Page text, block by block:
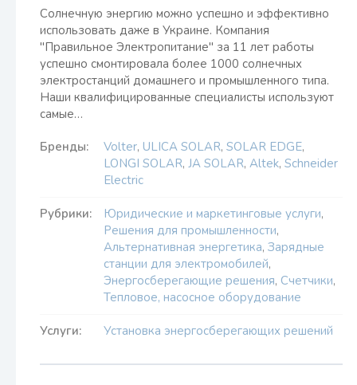
Солнечную энергию можно успешно и эффективно
использовать даже в Украине. Компания
"Правильное Электропитание" за 11 лет работы
успешно смонтировала более 1000 солнечных
электростанций домашнего и промышленного типа.
Наши квалифицированные специалисты используют
самые…
Бренды: Volter, ULICA SOLAR, SOLAR EDGE,
LONGI SOLAR, JA SOLAR, Altek, Schneider
Electric
Рубрики: Юридические и маркетинговые услуги,
Решения для промышленности,
Альтернативная энергетика, Зарядные
станции для электромобилей,
Энергосберегающие решения, Счетчики,
Тепловое, насосное оборудование
Услуги: Установка энергосберегающих решений